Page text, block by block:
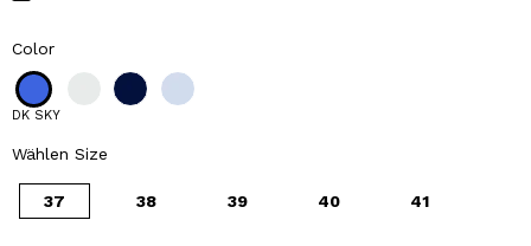
Color
DK SKY
Wählen Size
37 38 39 40 41